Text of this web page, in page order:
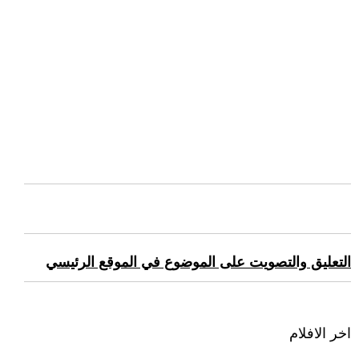
التعليق والتصويت على الموضوع في الموقع الرئيسي
اخر الافلام